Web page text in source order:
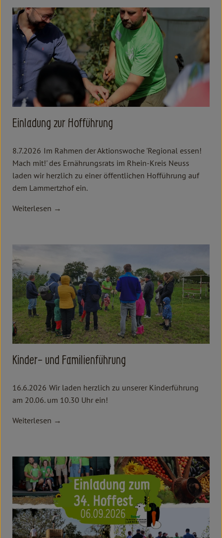
Süß & Pikant
Getränke
Haushalt
Einkaufen
Über uns
Aktuelles
Erleben
Einladung zur Hofführung
8.7.2026 Im Rahmen der Aktionswoche 'Regional essen!
Mach mit!' des Ernährungsrats im Rhein-Kreis Neuss
laden wir herzlich zu einer öffentlichen Hofführung auf
dem Lammertzhof ein.
Weiterlesen →
Kinder- und Familienführung
16.6.2026 Wir laden herzlich zu unserer Kinderführung
am 20.06. um 10.30 Uhr ein!
Weiterlesen →